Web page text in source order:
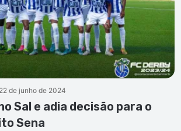
22 de junho de 2024
Sal e adia decisão para o
Sena